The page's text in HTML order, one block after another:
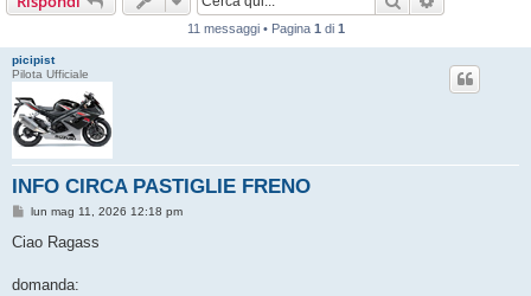
11 messaggi • Pagina 1 di 1
picipist
Pilota Ufficiale
INFO CIRCA PASTIGLIE FRENO
M
s
g
lun mag 11, 2026 12:18 pm
Ciao Ragass
domanda: